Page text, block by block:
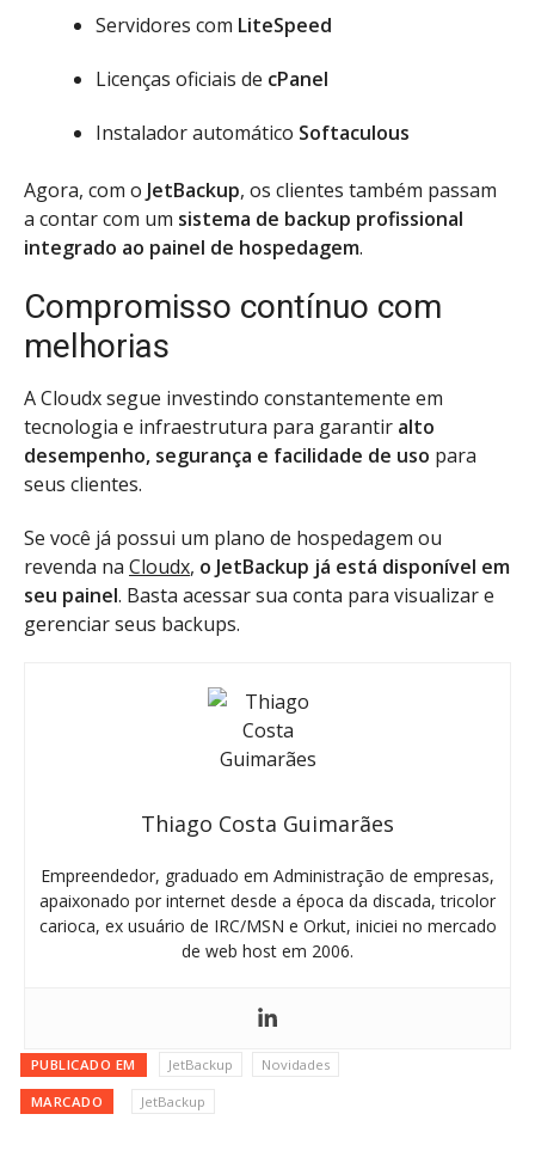
Servidores com LiteSpeed
Licenças oficiais de cPanel
Instalador automático Softaculous
Agora, com o JetBackup, os clientes também passam
a contar com um sistema de backup profissional
integrado ao painel de hospedagem.
Compromisso contínuo com
melhorias
A Cloudx segue investindo constantemente em
tecnologia e infraestrutura para garantir alto
desempenho, segurança e facilidade de uso para
seus clientes.
Se você já possui um plano de hospedagem ou
revenda na Cloudx, o JetBackup já está disponível em
seu painel. Basta acessar sua conta para visualizar e
gerenciar seus backups.
Thiago Costa Guimarães
Empreendedor, graduado em Administração de empresas,
apaixonado por internet desde a época da discada, tricolor
carioca, ex usuário de IRC/MSN e Orkut, iniciei no mercado
de web host em 2006.
PUBLICADO EM JetBackup Novidades
MARCADO JetBackup